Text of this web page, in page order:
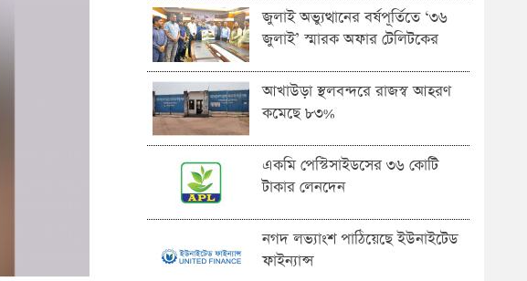
জুলাই অভ্যুত্থানের বর্ষপূর্তিতে ‘৩৬
জুলাই’ স্মারক অফার টেলিটকের
আখাউড়া স্থলবন্দরে রাজস্ব আহরণ
কমেছে ৮৩%
একমি পেস্টিসাইডসের ৩৬ কোটি
টাকার লেনদেন
নগদ লভ্যাংশ পাঠিয়েছে ইউনাইটেড
ফাইন্যান্স